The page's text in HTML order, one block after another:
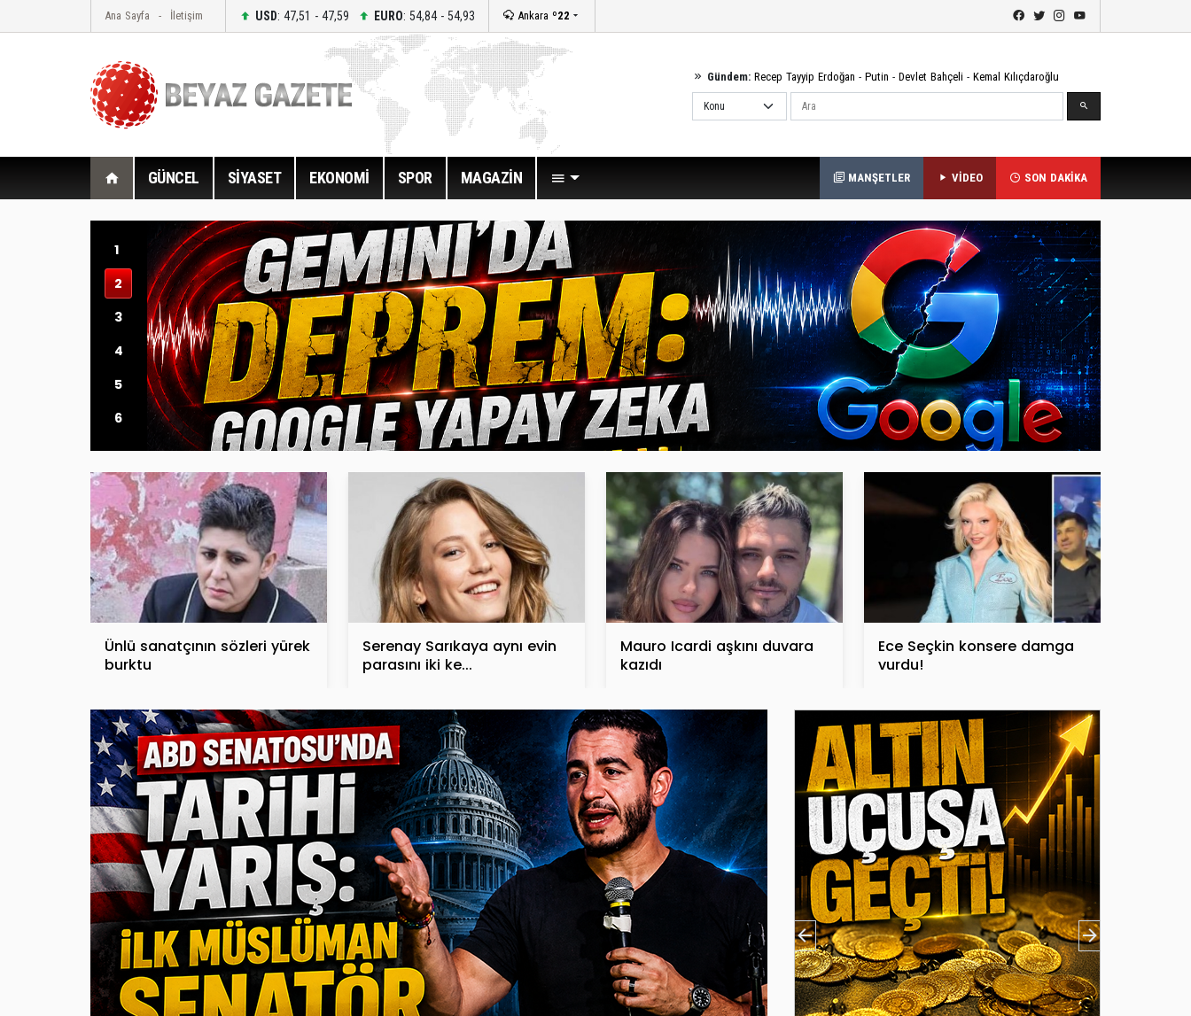
Ana Sayfa İletişim USD: 47,51 - 47,59 EURO: 54,84 - 54,93 Ankara º22
Gündem: Recep Tayyip Erdoğan - Putin - Devlet Bahçeli - Kemal Kılıçdaroğlu
Ara
GÜNCEL SİYASET EKONOMİ SPOR MAGAZİN MANŞETLER VİDEO SON DAKİKA
1
2
3
4
5
6
Ünlü sanatçının sözleri yürek
burktu
Serenay Sarıkaya aynı evin
parasını iki ke...
Mauro Icardi aşkını duvara
kazıdı
Ece Seçkin konsere damga
vurdu!